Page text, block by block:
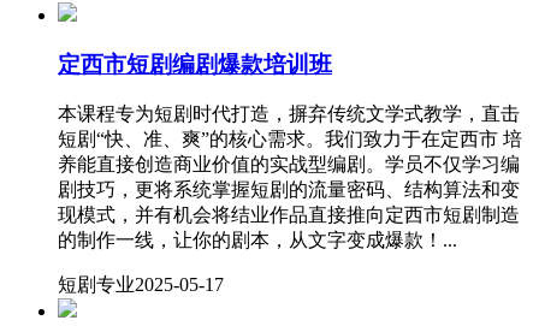
定西市短剧编剧爆款培训班
本课程专为短剧时代打造，摒弃传统文学式教学，直击
短剧“快、准、爽”的核心需求。我们致力于在定西市 培
养能直接创造商业价值的实战型编剧。学员不仅学习编
剧技巧，更将系统掌握短剧的流量密码、结构算法和变
现模式，并有机会将结业作品直接推向定西市短剧制造
的制作一线，让你的剧本，从文字变成爆款！...
短剧专业2025-05-17